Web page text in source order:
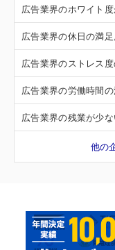
広告業界のホワイト
広告業界の休日の満
広告業界のストレス
広告業界の労働時間
広告業界の残業が少
他の